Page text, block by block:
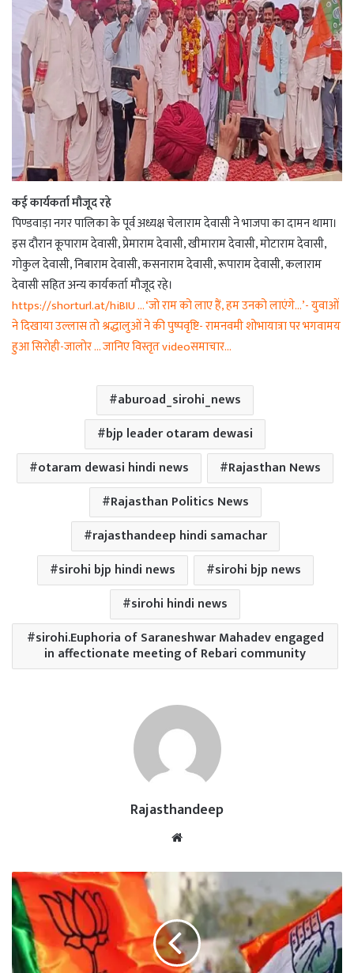
कई कार्यकर्ता मौजूद रहे
पिण्डवाड़ा नगर पालिका के पूर्व अध्यक्ष चेलाराम देवासी ने भाजपा का दामन थामा।
इस दौरान कूपाराम देवासी, प्रेमाराम देवासी, खीमाराम देवासी, मोटाराम देवासी,
गोकुल देवासी, निबाराम देवासी, कसनाराम देवासी, रूपाराम देवासी, कलाराम
देवासी सहित अन्य कार्यकर्ता मौजूद रहे।
https://shorturl.at/hiBIU … ‘जो राम को लाए हैं, हम उनको लाएंगे…’- युवाओं
ने दिखाया उल्लास तो श्रद्धालुओं ने की पुष्पवृष्टि- रामनवमी शोभायात्रा पर भगवामय
हुआ सिरोही-जालोर … जानिए विस्तृत videoसमाचार…
aburoad_sirohi_news
bjp leader otaram dewasi
otaram dewasi hindi news
Rajasthan News
Rajasthan Politics News
rajasthandeep hindi samachar
sirohi bjp hindi news
sirohi bjp news
sirohi hindi news
sirohi.Euphoria of Saraneshwar Mahadev engaged
in affectionate meeting of Rebari community
Rajasthandeep